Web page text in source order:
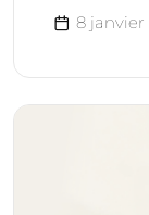
8 janvier